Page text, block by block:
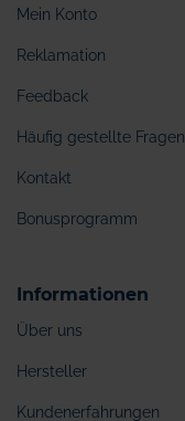
Mein Konto
Reklamation
Feedback
Häufig gestellte Fragen
Kontakt
Bonusprogramm
Informationen
Über uns
Hersteller
Kundenerfahrungen